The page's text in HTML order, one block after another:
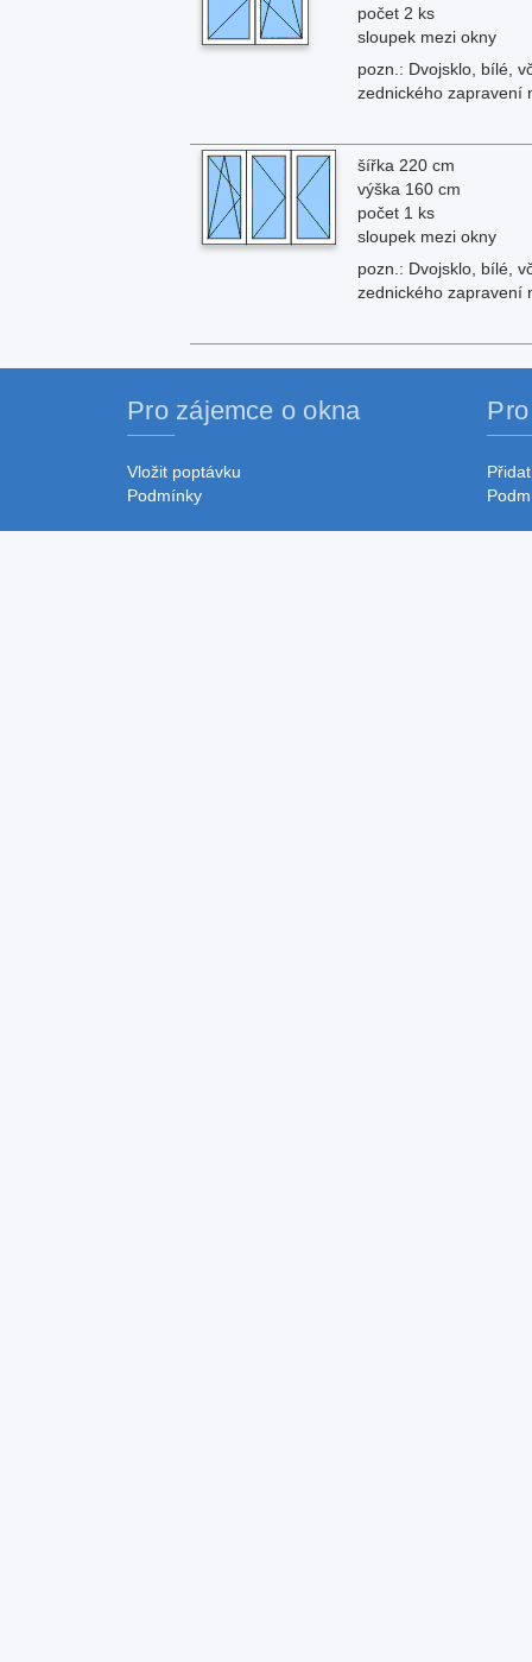
počet 2 ks
sloupek mezi okny
pozn.: Dvojsklo, bílé,
zednického zapravení
šířka 220 cm
výška 160 cm
počet 1 ks
sloupek mezi okny
pozn.: Dvojsklo, bílé,
zednického zapravení
Pro zájemce o okna
Vložit poptávku
Podmínky